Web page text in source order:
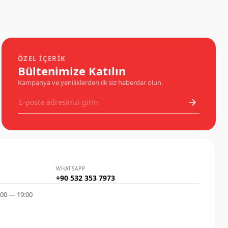
sayesinde geriye katlanma özelliğine
ÖZEL İÇERIK
Bültenimize Katılın
Kampanya ve yeniliklerden ilk siz haberdar olun.
WHATSAPP
+90 532 353 7973
— 19:00